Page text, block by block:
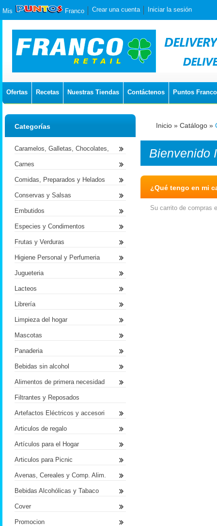
Mis Franco Crear una cuenta Iniciar la sesión
Ofertas Recetas Nuestras Tiendas Contáctenos Puntos Franco
Inicio » Catálogo »
Bienvenido
¿Qué tengo en mi
Su carrito de compras
Categorías
Caramelos, Galletas, Chocolates,
Carnes
Comidas, Preparados y Helados
Conservas y Salsas
Embutidos
Especies y Condimentos
Frutas y Verduras
Higiene Personal y Perfumeria
Jugueteria
Lacteos
Librería
Limpieza del hogar
Mascotas
Panaderia
Bebidas sin alcohol
Alimentos de primera necesidad
Filtrantes y Reposados
Artefactos Eléctricos y accesori
Articulos de regalo
Artículos para el Hogar
Articulos para Picnic
Avenas, Cereales y Comp. Alim.
Bebidas Alcohólicas y Tabaco
Cover
Promocion